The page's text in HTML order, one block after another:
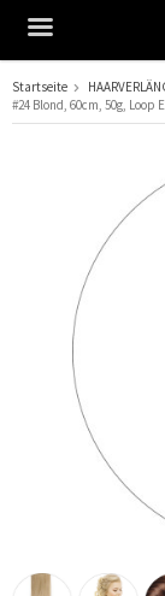
Das
Startseite
#24 Blond, 60cm, 50g, Loop